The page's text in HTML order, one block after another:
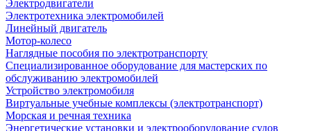
Электродвигатели
Электротехника электромобилей
Линейный двигатель
Мотор-колесо
Наглядные пособия по электротранспорту
Специализированное оборудование для мастерских по
обслуживанию электромобилей
Устройство электромобиля
Виртуальные учебные комплексы (электротранспорт)
Морская и речная техника
Энергетические установки и электрооборудование судов